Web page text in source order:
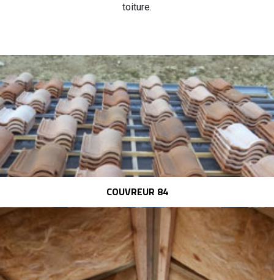
toiture.
COUVREUR 84